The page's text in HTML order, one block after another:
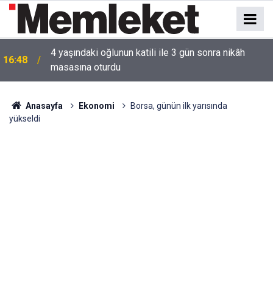
16:48
4 yaşındaki oğlunun katili ile 3 gün sonra nikâh
masasına oturdu
Anasayfa Ekonomi
Borsa, günün ilk yarısında
yükseldi